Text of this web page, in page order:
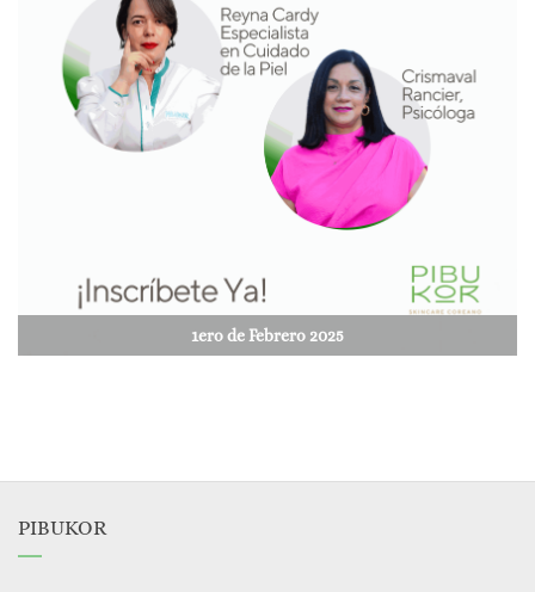
1ero de Febrero 2025
PIBUKOR